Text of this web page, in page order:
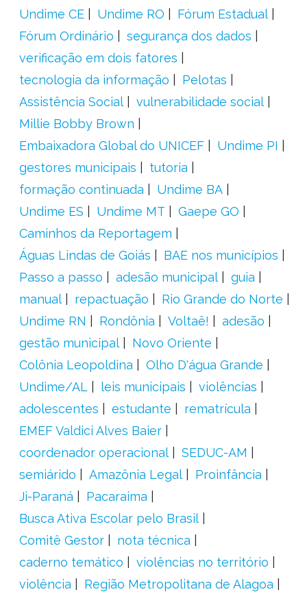
Undime CE
Undime RO
Fórum Estadual
Fórum Ordinário
segurança dos dados
verificação em dois fatores
tecnologia da informação
Pelotas
Assistência Social
vulnerabilidade social
Millie Bobby Brown
Embaixadora Global do UNICEF
Undime PI
gestores municipais
tutoria
formação continuada
Undime BA
Undime ES
Undime MT
Gaepe GO
Caminhos da Reportagem
Águas Lindas de Goiás
BAE nos municípios
Passo a passo
adesão municipal
guia
manual
repactuação
Rio Grande do Norte
Undime RN
Rondônia Voltaê!
adesão
gestão municipal
Novo Oriente
Colônia Leopoldina
Olho D'água Grande
Undime/AL
leis municipais
violências
adolescentes
estudante
rematrícula
EMEF Valdici Alves Baier
coordenador operacional
SEDUC-AM
semiárido
Amazônia Legal
Proinfância
Ji-Paraná
Pacaraima
Busca Ativa Escolar pelo Brasil
Comitê Gestor
nota técnica
caderno temático
violências no território
violência
Região Metropolitana de Alagoa